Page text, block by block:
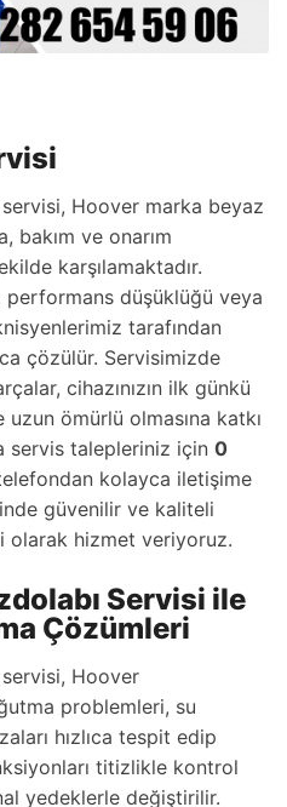
Hoover marka beyaz
bakım ve onarım
karşılamaktadır.
performans düşüklüğü veya
tarafından
çözülür. Servisimizde
cihazınızın ilk günkü
ömürlü olmasına katkı
servis talepleriniz için 0
kolayca iletişime
güvenilir ve kaliteli
olarak hizmet veriyoruz.
Servisi ile
Çözümleri
Hoover
problemleri, su
hızlıca tespit edip
titizlikle kontrol
yedeklerle değiştirilir.